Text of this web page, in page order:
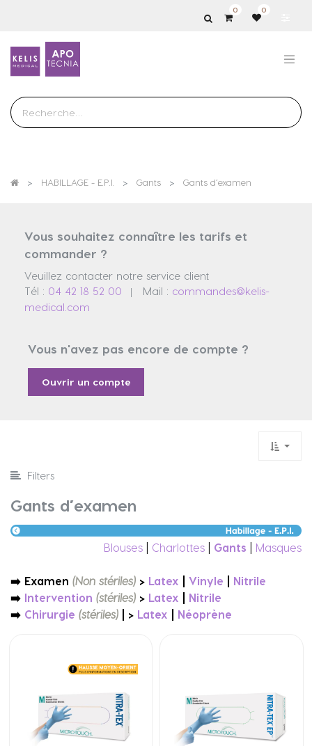
0 0
HABILLAGE - E.P.I. Gants Gants d’examen
Vous souhaitez connaître les tarifs et
commander ?
Veuillez contacter notre service client
Tél : 04 42 18 52 00 | Mail : commandes@kelis-
medical.com
Vous n'avez pas encore de compte ?
Ouvrir un compte
Filters
Gants d’examen
Blouses Charlottes Gants Masques
➡️ Examen (Non stériles) > Latex Vinyle
Nitrile
➡️ Intervention (stériles) > Latex
Nitrile
➡️ Chirurgie (stériles) > Latex Néoprène